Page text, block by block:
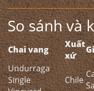
So sánh và
Chai vang
Xuất
xứ
Undurraga
Single
Chile